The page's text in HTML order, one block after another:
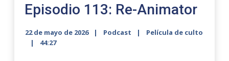
Episodio 113: Re-Animator
22 de mayo de 2026 Podcast
Película de culto
44:27